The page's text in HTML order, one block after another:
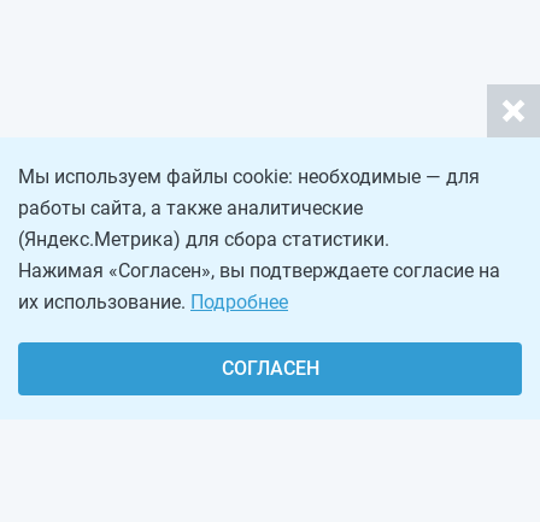
Мы используем файлы cookie: необходимые — для
работы сайта, а также аналитические
(Яндекс.Метрика) для сбора статистики.
Нажимая «Согласен», вы подтверждаете согласие на
их использование. Подробнее
СОГЛАСЕН